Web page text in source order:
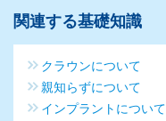
関連する基礎知識
クラウンについて
親知らずについて
インプラントについて